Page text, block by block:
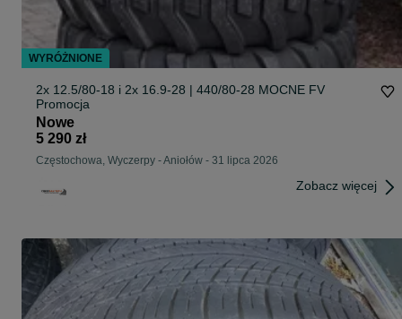
2x 12.5/80-18 i 2x 16.9-28 | 440/80-28 MOCNE FV
Promocja
Nowe
5 290 zł
Częstochowa, Wyczerpy - Aniołów - 31 lipca 2026
Zobacz więcej
WYRÓŻNIONE